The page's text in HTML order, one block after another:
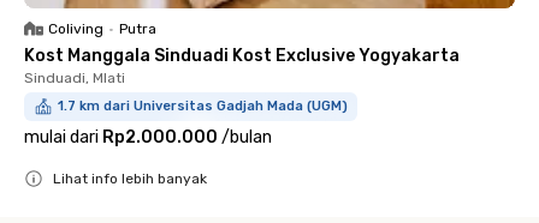
Coliving • Putra
Kost Manggala Sinduadi Kost Exclusive Yogyakarta
Sinduadi, Mlati
1.7 km dari Universitas Gadjah Mada (UGM)
mulai dari Rp2.000.000 /bulan
Lihat info lebih banyak